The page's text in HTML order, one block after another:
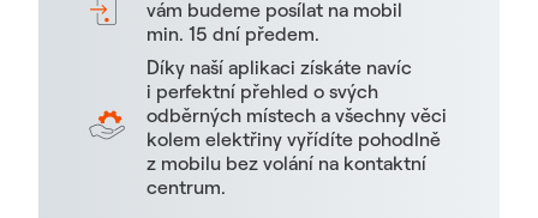
vám budeme posílat na mobil
min. 15 dní předem.
Díky naší aplikaci získáte navíc
i perfektní přehled o svých
odběrných místech a všechny věci
kolem elektřiny vyřídíte pohodlně
z mobilu bez volání na kontaktní
centrum.